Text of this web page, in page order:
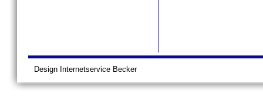
Design Internetservice Becker